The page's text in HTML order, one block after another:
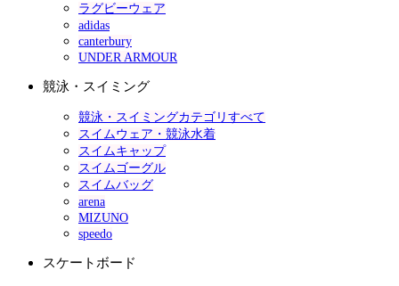
ラグビーウェア
adidas
canterbury
UNDER ARMOUR
競泳・スイミング
競泳・スイミングカテゴリすべて
スイムウェア・競泳水着
スイムキャップ
スイムゴーグル
スイムバッグ
arena
MIZUNO
speedo
スケートボード